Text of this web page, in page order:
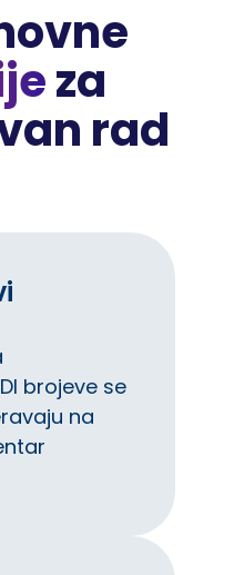
za
rad
brojeve se
na